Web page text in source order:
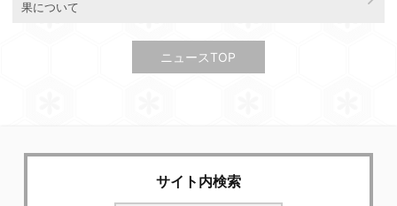
果について
ニュースTOP
サイト内検索